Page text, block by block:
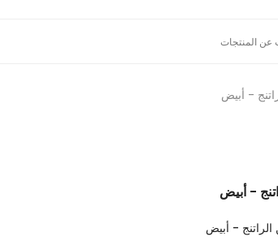
- أبيض
- أبيض
- أبيض